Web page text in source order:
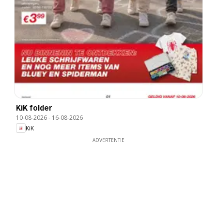
KiK folder
10-08-2026- 16-08-2026
KiK
ADVERTENTIE